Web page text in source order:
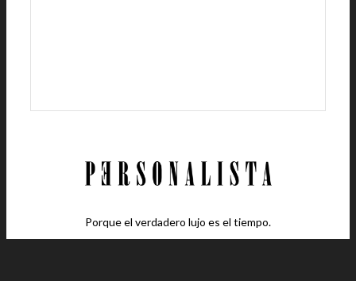
Porque el verdadero lujo es el tiempo.